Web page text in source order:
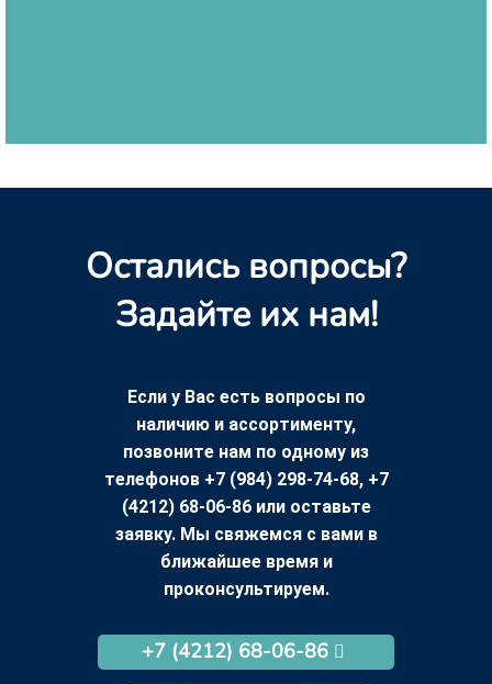
Остались вопросы?
Задайте их нам!
Если у Вас есть вопросы по
наличию и ассортименту,
позвоните нам по одному из
телефонов +7 (984) 298-74-68, +7
(4212) 68-06-86 или оставьте
заявку. Мы свяжемся с вами в
ближайшее время и
проконсультируем.
+7 (4212) 68-06-86